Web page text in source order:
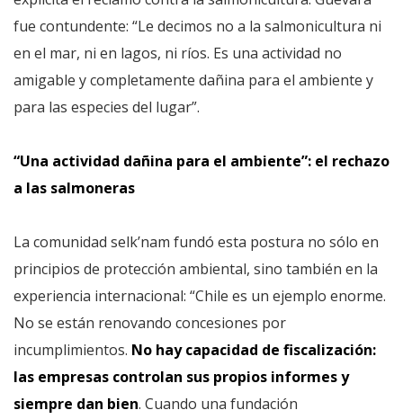
fue contundente: “Le decimos no a la salmonicultura ni
en el mar, ni en lagos, ni ríos. Es una actividad no
amigable y completamente dañina para el ambiente y
para las especies del lugar”.
“Una actividad dañina para el ambiente”: el rechazo
a las salmoneras
La comunidad selk’nam fundó esta postura no sólo en
principios de protección ambiental, sino también en la
experiencia internacional: “Chile es un ejemplo enorme.
No se están renovando concesiones por
incumplimientos. No hay capacidad de fiscalización:
las empresas controlan sus propios informes y
siempre dan bien. Cuando una fundación